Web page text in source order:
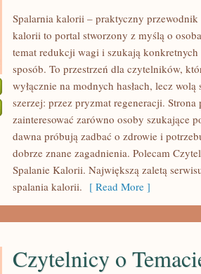
PORADNIK
SUPLEMENTACYJNY
Spalarnia kalorii – praktyczny
kalorii to portal stworzony z myślą o
temat redukcji wagi i szukają
sposób. To przestrzeń dla czytelników,
wyłącznie na modnych hasłach, lecz
szerzej: przez pryzmat regeneracji.
zainteresować zarówno osoby szukające
dawna próbują zadbać o zdrowie i
dobrze znane zagadnienia. Polecam
Spalanie Kalorii. Największą zaletą
spalania kalorii. [ Read More ]
Czytelnicy o